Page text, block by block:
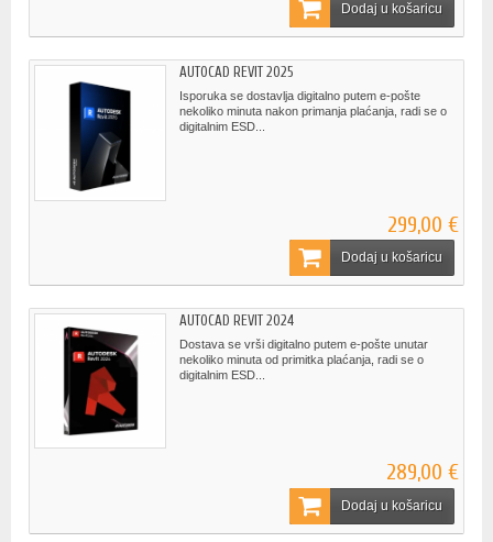
Dodaj u košaricu
AUTOCAD REVIT 2025
Isporuka se dostavlja digitalno putem e-pošte
nekoliko minuta nakon primanja plaćanja, radi se o
digitalnim ESD...
299,00 €
Dodaj u košaricu
AUTOCAD REVIT 2024
Dostava se vrši digitalno putem e-pošte unutar
nekoliko minuta od primitka plaćanja, radi se o
digitalnim ESD...
289,00 €
Dodaj u košaricu